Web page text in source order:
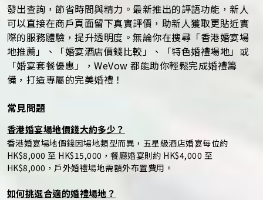
發出查詢，節省時間與精力。最新推出的評語功能，新人
可以直接在商戶頁面留下真實評價，助新人獲取更貼近實
際的服務體驗，提升透明度。無論你在搜尋「香港婚宴場
地推薦」、「婚宴酒店價錢比較」、「特色婚禮場地」或
「婚宴套餐優惠」，WeVow 都能助你輕鬆完成婚禮籌
備，打造專屬的完美婚禮！
常見問題
香港婚宴場地價錢大約多少？
香港婚宴場地價錢因場地類型而異，五星級酒店婚宴每位約
HK$8,000 至 HK$15,000，餐廳婚宴則約 HK$4,000 至
HK$8,000，戶外婚禮場地需額外布置費用。
如何挑選合適的婚禮場地？